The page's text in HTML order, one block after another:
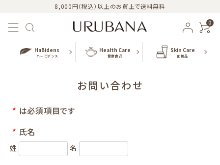
8,000円（税込）以上のお買上で送料無料
0
HaBidens
ハービデンス
Health Care
健康食品
Skin Care
化粧品
おすすめ商品
新商品
お問い合わせ
* は必須項目です
* 氏名
姓 名